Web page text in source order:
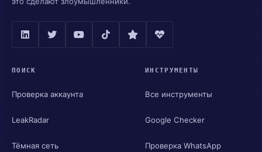
ПОИСК
Проверка аккаунта
LeakRadar
Тёмная сеть
ИНСТРУМЕНТЫ
Все инструменты
Google Checker
Проверка WhatsApp